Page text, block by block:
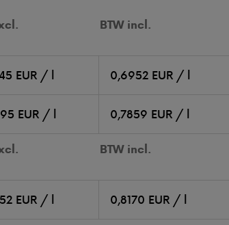
BTW incl.
EUR / l 0,6952 EUR / l
EUR / l 0,7859 EUR / l
BTW incl.
EUR / l 0,8170 EUR / l